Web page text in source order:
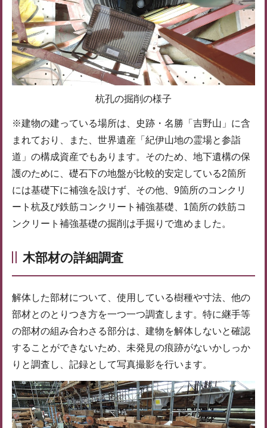
杭孔の掘削の様子
※建物の建っている場所は、史跡・名勝「吉野山」に含
まれており、また、世界遺産「紀伊山地の霊場と参詣
道」の構成資産でもあります。そのため、地下遺構の保
護のために、礎石下の地盤が比較的安定している2箇所
には基礎下に補強を設けず、その他、9箇所のコンクリ
ート杭及び鉄筋コンクリート補強基礎、1箇所の鉄筋コ
ンクリート補強基礎の掘削は手掘りで進めました。
木部材の詳細調査
解体した部材について、使用している樹種や寸法、他の
部材とのとりつき方を一つ一つ調査します。特に継手等
の部材の組み合わさる部分は、建物を解体しないと確認
することができないため、未発見の痕跡がないかしっか
りと調査し、記録として写真撮影を行います。